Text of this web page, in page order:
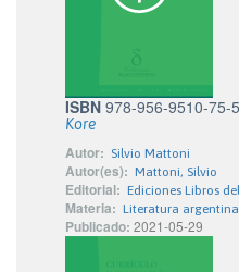
ISBN 978-956-9510-75-5
Kore
Autor: Silvio Mattoni
Autor(es): Mattoni, Silvio
Editorial: Ediciones Libros
Materia: Literatura argentina
Publicado: 2021-05-29